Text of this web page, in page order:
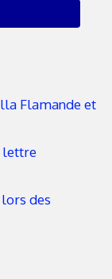
Flamande et
lettre
des